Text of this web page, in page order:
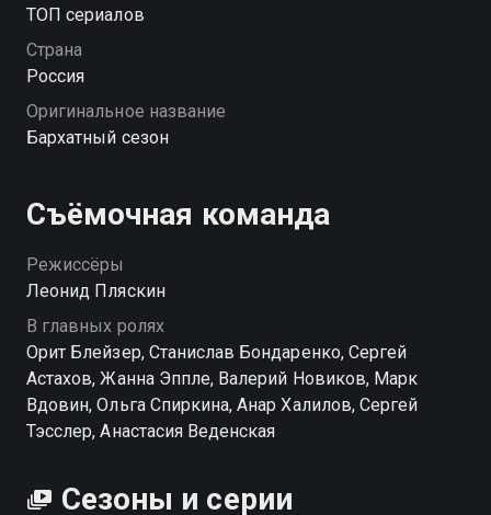
и устроиться на нелюбимую, но престижную работу.
Спустя год Костя, муж Маши, невольно подставляет
ее отца-чиновника, после чего жизнь девушки
имущество семьи отбирают. Единственный, кто
поддерживает Машу и ее мать, — старинный друг
ТОП сериалов
Страна
Россия
Оригинальное название
Бархатный сезон
Съёмочная команда
Режиссёры
Леонид Пляскин
В главных ролях
Орит Блейзер, Станислав Бондаренко, Сергей
Астахов, Жанна Эппле, Валерий Новиков, Марк
Вдовин, Ольга Спиркина, Анар Халилов, Сергей
Тэсслер, Анастасия Веденская
Сезоны и серии